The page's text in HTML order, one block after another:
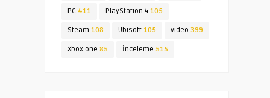
PC 411 PlayStation 4 105
Steam 108 Ubisoft 105 video 399
Xbox one 85 İnceleme 515